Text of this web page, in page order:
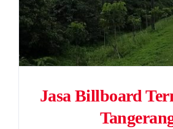
Jasa Billboard